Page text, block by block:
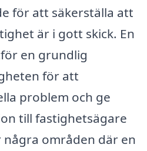
för att säkerställa att
är i gott skick. En
en grundlig
för att
problem och ge
till fastighetsägare
några områden där en